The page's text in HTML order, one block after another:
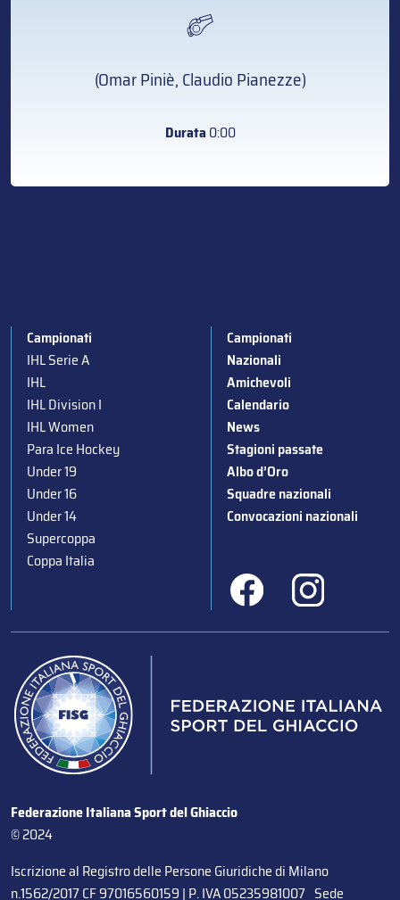
(Omar Piniè, Claudio Pianezze)
Durata0:00
Campionati
IHL Serie A
IHL
IHL Division I
IHL Women
Para Ice Hockey
Under 19
Under 16
Under 14
Supercoppa
Coppa Italia
Campionati
Nazionali
Amichevoli
Calendario
News
Stagioni passate
Albo d’Oro
Squadre nazionali
Convocazioni nazionali
Federazione Italiana Sport del Ghiaccio
© 2024
Iscrizione al Registro delle Persone Giuridiche di Milano
n.1562/2017 CF 97016560159 | P. IVA 05235981007 Sede